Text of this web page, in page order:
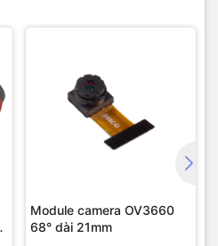
Module camera OV3660
68° dài 21mm